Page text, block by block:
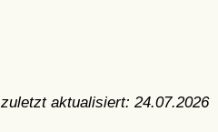
zuletzt aktualisiert: 24.07.2026